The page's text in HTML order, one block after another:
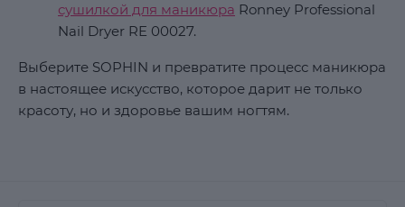
сушилкой для маникюра Ronney Professional
Nail Dryer RE 00027.
Выберите SOPHIN и превратите процесс маникюра
в настоящее искусство, которое дарит не только
красоту, но и здоровье вашим ногтям.